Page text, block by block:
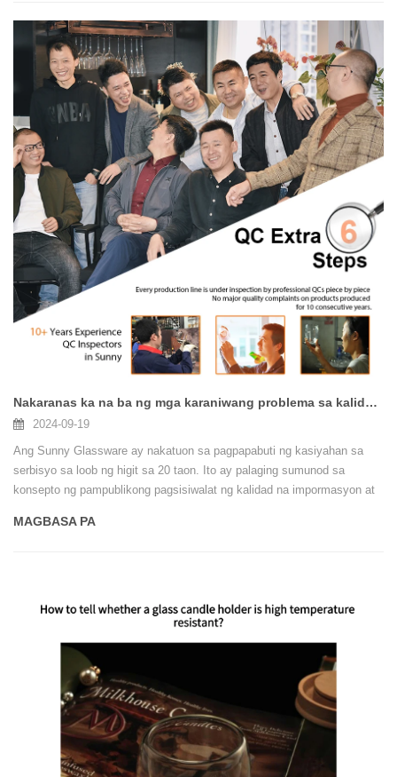
Nakaranas ka na ba ng mga karaniwang problema sa kalidad ng mga garapon ng kandila?
2024-09-19
Ang Sunny Glassware ay nakatuon sa pagpapabuti ng kasiyahan sa
serbisyo sa loob ng higit sa 20 taon. Ito ay palaging sumunod sa
konsepto ng pampublikong pagsisiwalat ng kalidad na impormasyon at
mga customer upang ibahagi sa kanila, upang ang mga customer ay
kalidad na naranasan mo?
MAGBASA PA